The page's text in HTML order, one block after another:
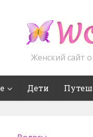
Женский сайт
Дети